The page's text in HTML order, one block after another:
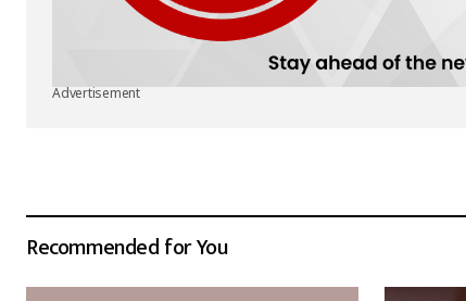
Advertisement
Recommended for You